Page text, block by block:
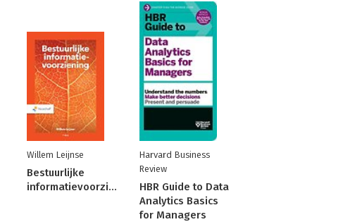
Willem Leijnse
Bestuurlijke
informatievoorziening
Harvard Business
Review
HBR Guide to Data
Analytics Basics
for Managers